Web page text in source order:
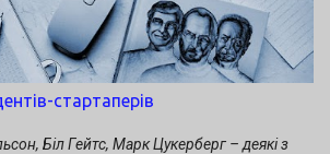
кто думает, что научившись
справятся со своими проблемами –
путают понятия «быстрее» и
вам кажется, что хорошего
найти, то, скорее всего, проблема
идее или недостаточно проработанном
стартаперів
Біл Гейтс, Марк Цукерберг – деякі з